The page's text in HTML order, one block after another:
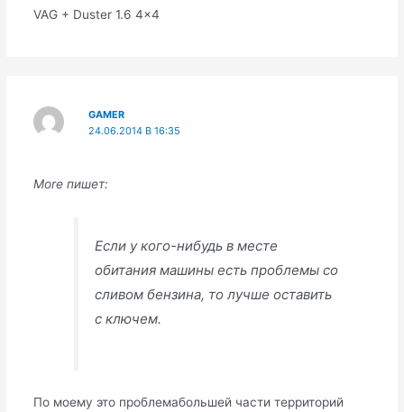
VAG + Duster 1.6 4×4
GAMER
24.06.2014 В 16:35
More пишет:
Если у кого-нибудь в месте
обитания машины есть проблемы со
сливом бензина, то лучше оставить
с ключем.
По моему это проблемабольшей части территорий